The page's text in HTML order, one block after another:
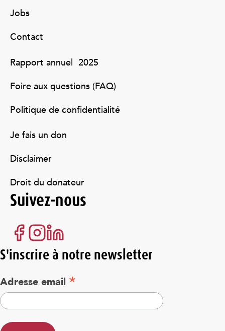
Jobs
Contact
Rapport annuel 2025
Foire aux questions (FAQ)
Politique de confidentialité
Je fais un don
Disclaimer
Droit du donateur
Suivez-nous
S'inscrire à notre newsletter
Adresse email *